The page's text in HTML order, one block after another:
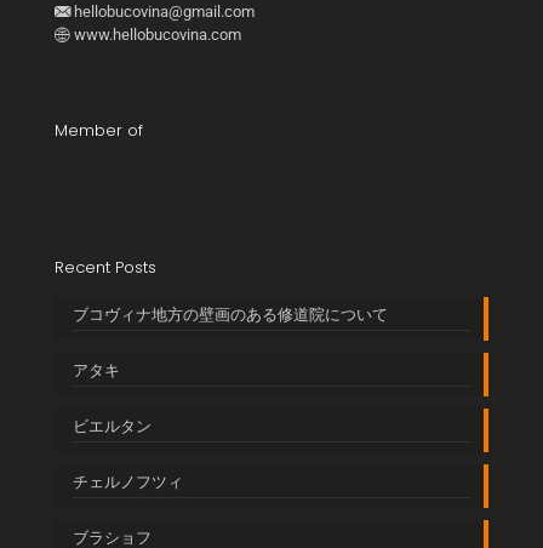
hellobucovina@gmail.com
www.hellobucovina.com
Member of
Recent Posts
ブコヴィナ地方の壁画のある修道院について
アタキ
ビエルタン
チェルノフツィ
ブラショフ